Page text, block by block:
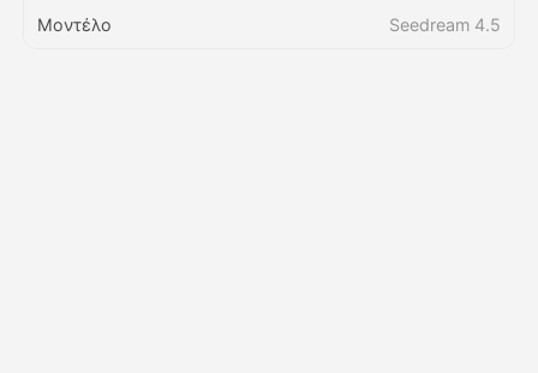
Μοντέλο
Seedream 4.5